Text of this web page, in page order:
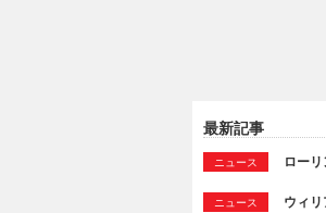
最新記事
ニュース ロー
ニュース ウィ